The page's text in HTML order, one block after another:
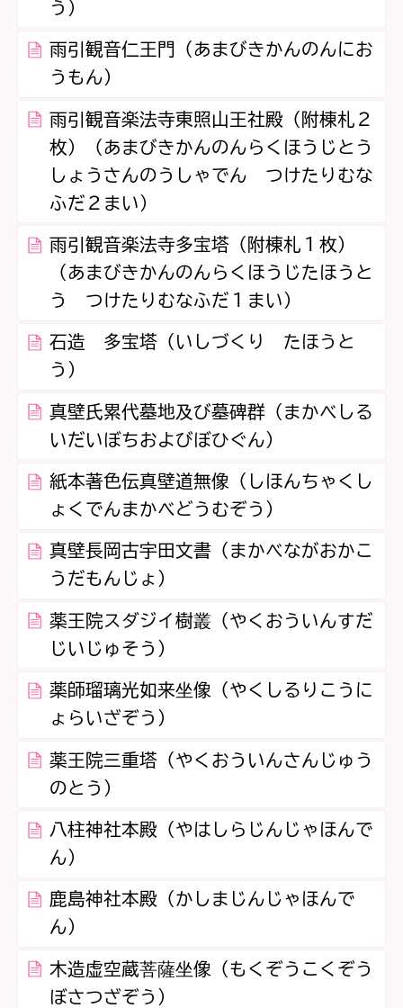
う）
雨引観音仁王門（あまびきかんのんにお
うもん）
雨引観音楽法寺東照山王社殿（附棟札２
枚）（あまびきかんのんらくほうじとう
しょうさんのうしゃでん つけたりむな
ふだ２まい）
雨引観音楽法寺多宝塔（附棟札１枚）
（あまびきかんのんらくほうじたほうと
う つけたりむなふだ１まい）
石造 多宝塔（いしづくり たほうと
う）
真壁氏累代墓地及び墓碑群（まかべしる
いだいぼちおよびぼひぐん）
紙本著色伝真壁道無像（しほんちゃくし
ょくでんまかべどうむぞう）
真壁長岡古宇田文書（まかべながおかこ
うだもんじょ）
薬王院スダジイ樹叢（やくおういんすだ
じいじゅそう）
薬師瑠璃光如来坐像（やくしるりこうに
ょらいざぞう）
薬王院三重塔（やくおういんさんじゅう
のとう）
八柱神社本殿（やはしらじんじゃほんで
ん）
鹿島神社本殿（かしまじんじゃほんで
ん）
木造虚空蔵菩薩坐像（もくぞうこくぞう
ぼさつざぞう）